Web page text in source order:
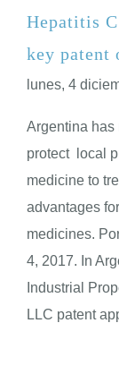
Hepatitis
key patent
lunes, 4
Argentina has
protect local
medicine to
advantages
medicines.
4, 2017. In
Industrial
LLC patent